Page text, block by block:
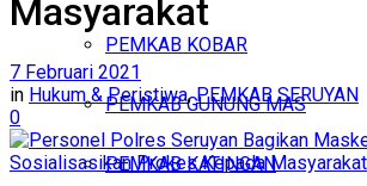
PEMKAB KOBAR
PEMKAB GUNUNG MAS
PEMKAB KATINGAN
Masyarakat
7 Februari 2021
in Hukum & Peristiwa,PEMKAB SERUYAN
0